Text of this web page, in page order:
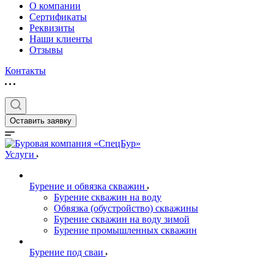
О компании
Сертификаты
Реквизиты
Наши клиенты
Отзывы
Контакты
Оставить заявку
Услуги
Бурение и обвязка скважин
Бурение скважин на воду
Обвязка (обустройство) скважины
Бурение скважин на воду зимой
Бурение промышленных скважин
Бурение под сваи